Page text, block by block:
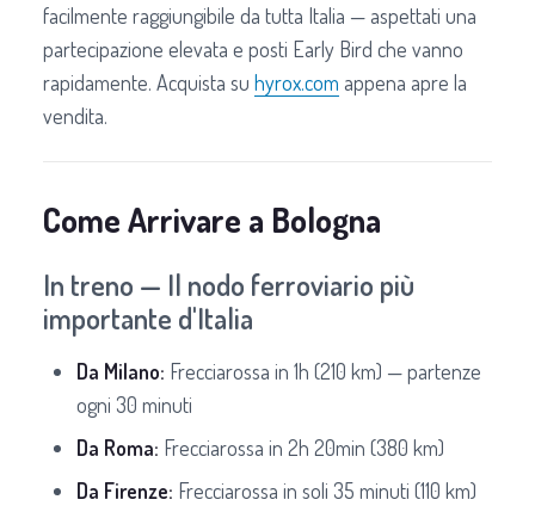
facilmente raggiungibile da tutta Italia — aspettati una
partecipazione elevata e posti Early Bird che vanno
rapidamente. Acquista su hyrox.com appena apre la
vendita.
Come Arrivare a Bologna
In treno — Il nodo ferroviario più
importante d'Italia
Da Milano: Frecciarossa in 1h (210 km) — partenze
ogni 30 minuti
Da Roma: Frecciarossa in 2h 20min (380 km)
Da Firenze: Frecciarossa in soli 35 minuti (110 km)